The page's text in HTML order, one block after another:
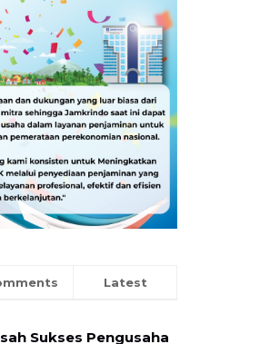
Latest
Sukses Pengusaha